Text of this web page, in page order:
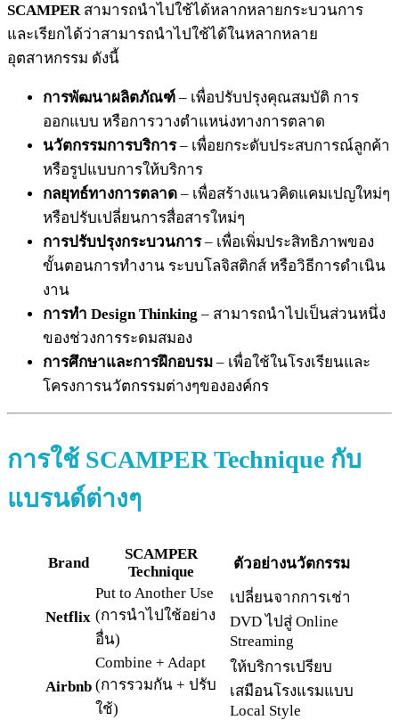
SCAMPER สามารถนำไปใช้ได้หลากหลายกระบวนการ
และเรียกได้ว่าสามารถนำไปใช้ได้ในหลากหลาย
อุตสาหกรรม ดังนี้
การพัฒนาผลิตภัณฑ์ – เพื่อปรับปรุงคุณสมบัติ การ
ออกแบบ หรือการวางตำแหน่งทางการตลาด
นวัตกรรมการบริการ– เพื่อยกระดับประสบการณ์ลูกค้า
หรือรูปแบบการให้บริการ
กลยุทธ์ทางการตลาด – เพื่อสร้างแนวคิดแคมเปญใหม่ๆ
หรือปรับเปลี่ยนการสื่อสารใหม่ๆ
การปรับปรุงกระบวนการ– เพื่อเพิ่มประสิทธิภาพของ
ขั้นตอนการทำงาน ระบบโลจิสติกส์ หรือวิธีการดำเนิน
งาน
การทำ Design Thinking – สามารถนำไปเป็นส่วนหนึ่ง
ของช่วงการระดมสมอง
การศึกษาและการฝึกอบรม – เพื่อใช้ในโรงเรียนและ
โครงการนวัตกรรมต่างๆขององค์กร
การใช้ SCAMPER Technique กับ
แบรนด์ต่างๆ
Brand
SCAMPER
Technique
ตัวอย่างนวัตกรรม
Netflix
Put to Another Use
(การนำไปใช้อย่าง
อื่น)
เปลี่ยนจากการเช่า
DVD ไปสู่ Online
Streaming
Airbnb
Combine + Adapt
(การรวมกัน + ปรับ
ใช้)
ให้บริการเปรียบ
เสมือนโรงแรมแบบ
Local Style